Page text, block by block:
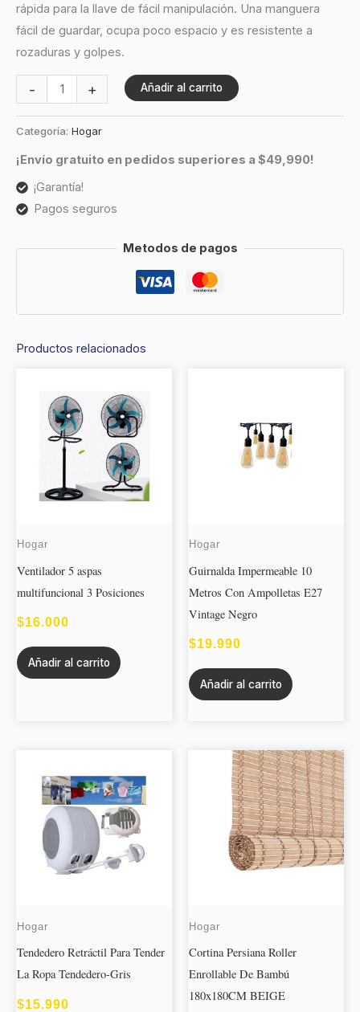
rápida para la llave de fácil manipulación. Una manguera
fácil de guardar, ocupa poco espacio y es resistente a
rozaduras y golpes.
- + Añadir al carrito
Categoría: Hogar
¡Envío gratuito en pedidos superiores a $49,990!
¡Garantía!
Pagos seguros
Metodos de pagos
Productos relacionados
Hogar
Ventilador 5 aspas
multifuncional 3 Posiciones
$16.000
Añadir al carrito
Hogar
Guirnalda Impermeable 10
Metros Con Ampolletas E27
Vintage Negro
$19.990
Añadir al carrito
Hogar
Tendedero Retráctil Para Tender
La Ropa Tendedero-Gris
$15.990
Hogar
Cortina Persiana Roller
Enrollable De Bambú
180x180CM BEIGE